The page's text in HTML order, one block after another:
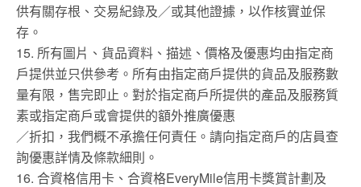
供有關存根、交易紀錄及／或其他證據，以作核實並保
存。
15. 所有圖片、貨品資料、描述、價格及優惠均由指定商
戶提供並只供參考。所有由指定商戶提供的貨品及服務數
量有限，售完即止。對於指定商戶所提供的產品及服務質
素或指定商戶或會提供的額外推廣優惠
／折扣，我們概不承擔任何責任。請向指定商戶的店員查
詢優惠詳情及條款細則。
16. 合資格信用卡、合資格EveryMile信用卡獎賞計劃及